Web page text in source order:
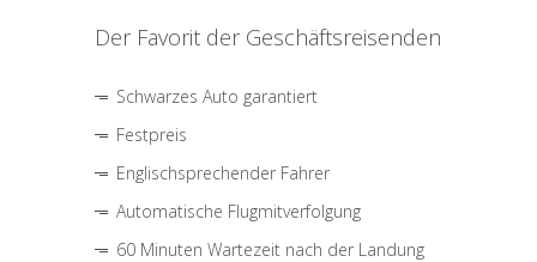
Der Favorit der Geschäftsreisenden
Schwarzes Auto garantiert
Festpreis
Englischsprechender Fahrer
Automatische Flugmitverfolgung
60 Minuten Wartezeit nach der Landung